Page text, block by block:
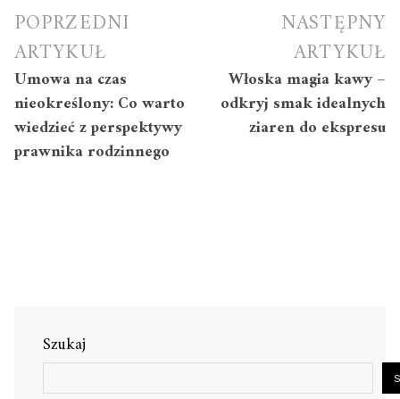
Nawigacja
wpisu
POPRZEDNI
ARTYKUŁ
Umowa na czas
nieokreślony: Co warto
wiedzieć z perspektywy
prawnika rodzinnego
NASTĘPNY
ARTYKUŁ
Włoska magia kawy –
odkryj smak idealnych
ziaren do ekspresu
Szukaj